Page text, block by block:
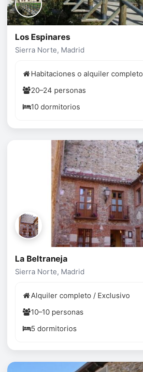
Los Espinares
Sierra Norte, Madrid
Habitaciones o alquiler completo
20–24 personas
10 dormitorios
La Beltraneja
Sierra Norte, Madrid
Alquiler completo / Exclusivo
10–10 personas
5 dormitorios